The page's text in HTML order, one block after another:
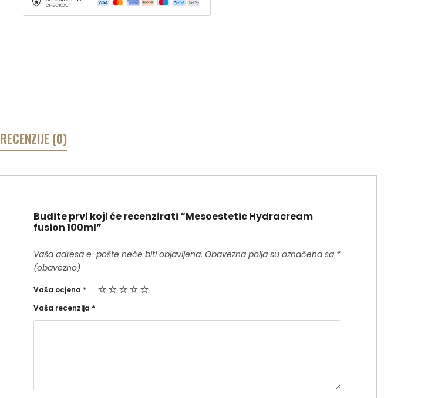
RECENZIJE (0)
Budite prvi koji će recenzirati “Mesoestetic Hydracream
fusion 100ml”
Vaša adresa e-pošte neće biti objavljena. Obavezna polja su označena sa *
(obavezno)
Vaša ocjena *
Vaša recenzija *